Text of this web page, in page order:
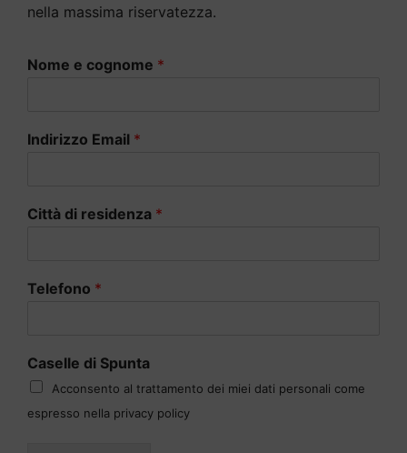
nella massima riservatezza.
Nome e cognome *
Indirizzo Email *
Città di residenza *
Telefono *
Caselle di Spunta
Acconsento al trattamento dei miei dati personali come
espresso nella privacy policy